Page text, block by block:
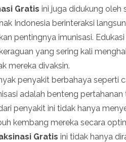
Gratis ini juga didukung oleh
Indonesia berinteraksi
pentingnya imunisasi.
yang sering kali
mereka divaksin.
penyakit berbahaya seperti
adalah benteng pertahanan
penyakit ini tidak hanya
kembang mereka secara
Gratis ini tidak hanya